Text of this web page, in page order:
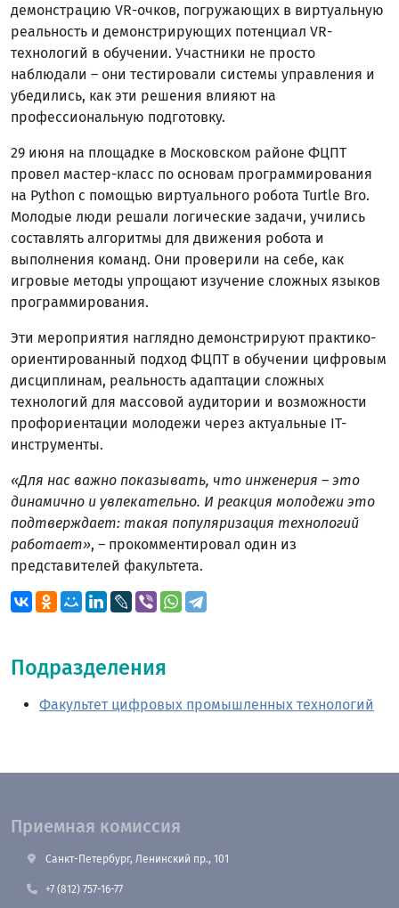
демонстрацию VR-очков, погружающих в виртуальную
реальность и демонстрирующих потенциал VR-
технологий в обучении. Участники не просто
наблюдали – они тестировали системы управления и
убедились, как эти решения влияют на
профессиональную подготовку.
29 июня на площадке в Московском районе ФЦПТ
провел мастер-класс по основам программирования
на Python с помощью виртуального робота Turtle Bro.
Молодые люди решали логические задачи, учились
составлять алгоритмы для движения робота и
выполнения команд. Они проверили на себе, как
игровые методы упрощают изучение сложных языков
программирования.
Эти мероприятия наглядно демонстрируют практико-
ориентированный подход ФЦПТ в обучении цифровым
дисциплинам, реальность адаптации сложных
технологий для массовой аудитории и возможности
профориентации молодежи через актуальные IT-
инструменты.
«Для нас важно показывать, что инженерия – это
динамично и увлекательно. И реакция молодежи это
подтверждает: такая популяризация технологий
работает», – прокомментировал один из
представителей факультета.
Подразделения
Факультет цифровых промышленных технологий
Приемная комиссия
Санкт-Петербург, Ленинский пр., 101
+7 (812) 757-16-77